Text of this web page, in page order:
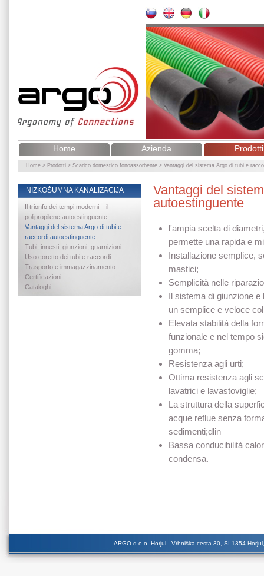
Home Azienda Prodotti
Home > Prodotti > Scarico domestico fonoassorbente > Vantaggi del sistema Argo di tubi e
NIZKOŠUMNA KANALIZACIJA
Il trionfo dei tempi moderni – il
polipropilene autoestinguente
Vantaggi del sistema Argo di tubi e
raccordi autoestinguente
Tubi, innesti, giunzioni, guarnizioni
Uso coretto dei tubi e raccordi
Trasporto e immagazzinamento
Certificazioni
Cataloghi
Vantaggi del
autoestinguente
l'ampia scelta di
permette una rapida e
Installazione semplice,
mastici;
Semplicità nelle
Il sistema di giunzione
un semplice e veloce
Elevata stabilità della
funzionale e nel tempo
gomma;
Resistenza agli urti;
Ottima resistenza agli
lavatrici e lavastoviglie;
La struttura della
acque reflue senza
sedimenti;dlin
Bassa conducibilità
condensa.
ARGO d.o.o. Horjul , Vrhniška cesta 30, SI-1354